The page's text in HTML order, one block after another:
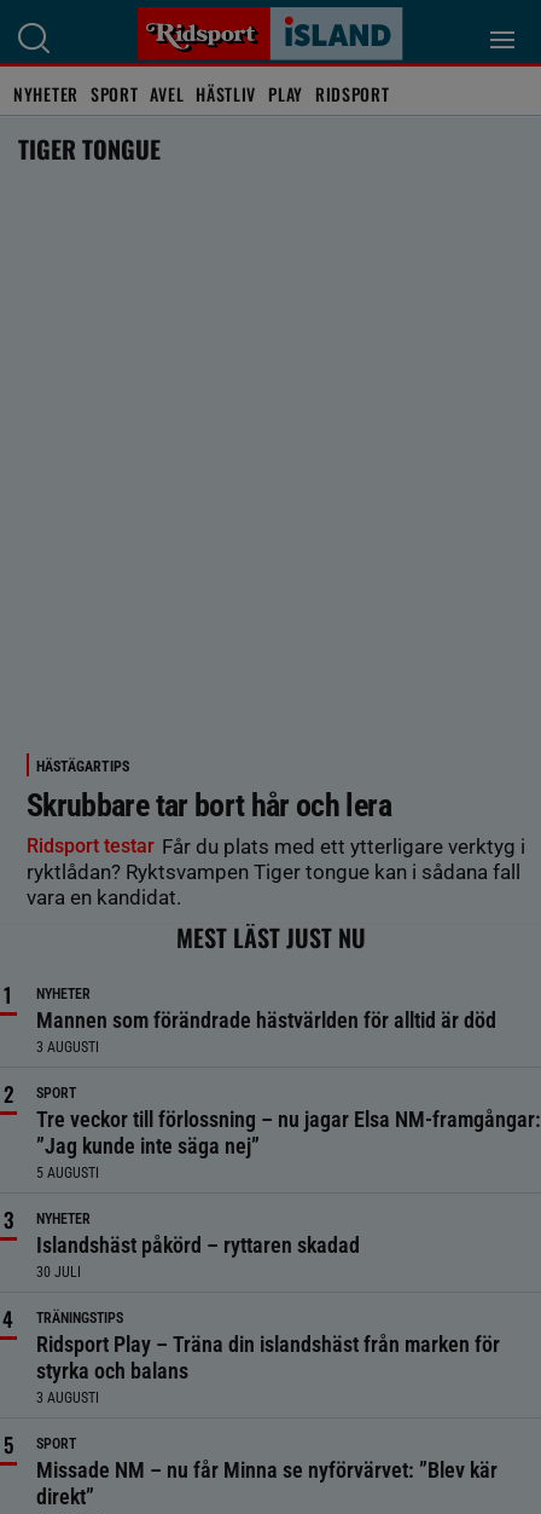
NYHETER SPORT AVEL HÄSTLIV PLAY RIDSPORT
TIGER TONGUE
HÄSTÄGARTIPS
Skrubbare tar bort hår och lera
Ridsport testar Får du plats med ett ytterligare verktyg i
ryktlådan? Ryktsvampen Tiger tongue kan i sådana fall
vara en kandidat.
MEST LÄST JUST NU
NYHETER
Mannen som förändrade hästvärlden för alltid är död
3 AUGUSTI
SPORT
Tre veckor till förlossning – nu jagar Elsa NM-framgångar:
”Jag kunde inte säga nej”
5 AUGUSTI
NYHETER
Islandshäst påkörd – ryttaren skadad
30 JULI
TRÄNINGSTIPS
Ridsport Play – Träna din islandshäst från marken för
styrka och balans
3 AUGUSTI
SPORT
Missade NM – nu får Minna se nyförvärvet: ”Blev kär
direkt”